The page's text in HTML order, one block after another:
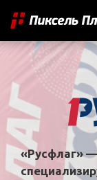
«Русфлаг»